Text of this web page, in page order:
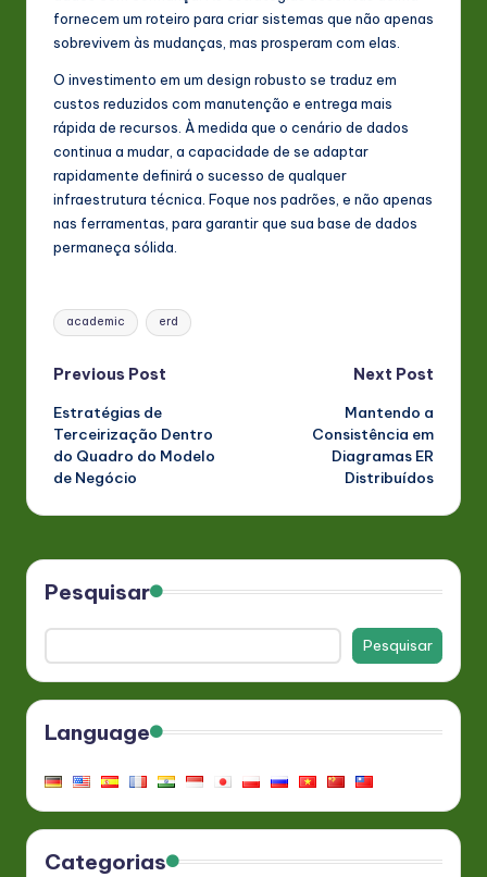
fornecem um roteiro para criar sistemas que não apenas
sobrevivem às mudanças, mas prosperam com elas.
O investimento em um design robusto se traduz em
custos reduzidos com manutenção e entrega mais
rápida de recursos. À medida que o cenário de dados
continua a mudar, a capacidade de se adaptar
rapidamente definirá o sucesso de qualquer
infraestrutura técnica. Foque nos padrões, e não apenas
nas ferramentas, para garantir que sua base de dados
permaneça sólida.
Tags:
academic erd
Post
navigation
Previous Post
Estratégias de
Terceirização Dentro
do Quadro do Modelo
de Negócio
Next Post
Mantendo a
Consistência em
Diagramas ER
Distribuídos
Pesquisar
Pesquisar
Language
Categorias